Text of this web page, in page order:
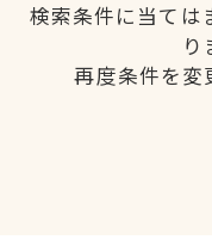
検索条件に当ては
り
再度条件を変